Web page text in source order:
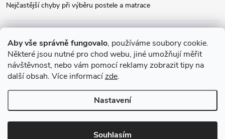
Aby vše správně fungovalo, používáme soubory cookie.
Některé jsou nutné pro chod webu, jiné umožňují měřit
návštěvnost, nebo vám pomocí reklamy zobrazit tipy na
další obsah. Více informacízde.
Nastavení
Souhlasím
Nejčastější chyby při výběru postele a matrace
Instagram
Copyright 2026Relax-postele.cz. Všechna práva vyhrazena.Upravit
nastavení cookies